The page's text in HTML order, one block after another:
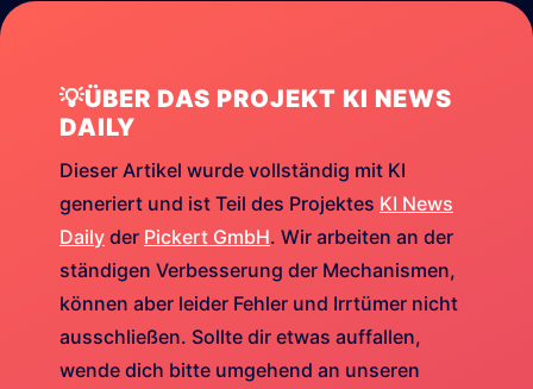
💡ÜBER DAS PROJEKT KI NEWS
DAILY
Dieser Artikel wurde vollständig mit KI
generiert und ist Teil des Projektes KI News
Daily der Pickert GmbH. Wir arbeiten an der
ständigen Verbesserung der Mechanismen,
können aber leider Fehler und Irrtümer nicht
ausschließen. Sollte dir etwas auffallen,
wende dich bitte umgehend an unseren